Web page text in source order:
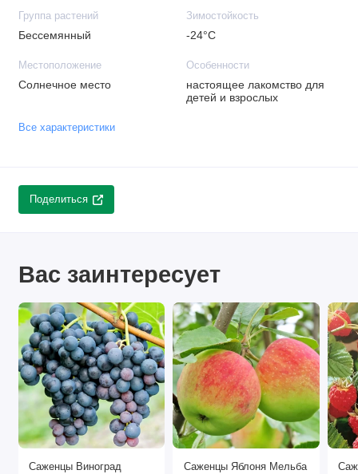
Группа растений
Бессемянный
Зимостойкость
-24°C
Местоположение
Солнечное место
Особенности
настоящее лакомство для
детей и взрослых
Все характеристики
Поделиться
Вас заинтересует
Саженцы Виноград
Саженцы Яблоня Мельба